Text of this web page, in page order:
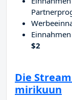
$2
Die
mirikuun